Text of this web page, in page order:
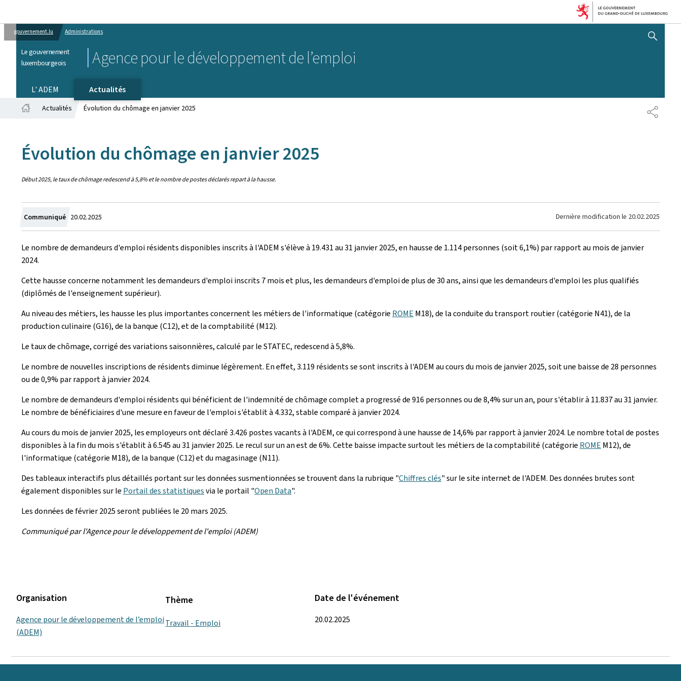
gouvernement.lu Administrations
Le gouvernement
luxembourgeois
Agence pour le développement de l’emploi
AFFICHER / MASQUER
L' ADEM
Actualités
Actualités Évolution du chômage en janvier 2025
Évolution du chômage en janvier 2025
Début 2025, le taux de chômage redescend à 5,8% et le nombre de postes déclarés repart à la hausse.
Communiqué Crée
le
20.02.2025 Dernière modification le 20.02.2025
Le nombre de demandeurs d'emploi résidents disponibles inscrits à l'ADEM s'élève à 19.431 au 31 janvier 2025, en hausse de 1.114 personnes (soit 6,1%) par rapport au mois de janvier
2024.
Cette hausse concerne notamment les demandeurs d'emploi inscrits 7 mois et plus, les demandeurs d'emploi de plus de 30 ans, ainsi que les demandeurs d'emploi les plus qualifiés
(diplômés de l'enseignement supérieur).
Au niveau des métiers, les hausse les plus importantes concernent les métiers de l'informatique (catégorie ROME M18), de la conduite du transport routier (catégorie N41), de la
production culinaire (G16), de la banque (C12), et de la comptabilité (M12).
Le taux de chômage, corrigé des variations saisonnières, calculé par le STATEC, redescend à 5,8%.
Le nombre de nouvelles inscriptions de résidents diminue légèrement. En effet, 3.119 résidents se sont inscrits à l'ADEM au cours du mois de janvier 2025, soit une baisse de 28 personnes
ou de 0,9% par rapport à janvier 2024.
Le nombre de demandeurs d'emploi résidents qui bénéficient de l'indemnité de chômage complet a progressé de 916 personnes ou de 8,4% sur un an, pour s'établir à 11.837 au 31 janvier.
Le nombre de bénéficiaires d'une mesure en faveur de l'emploi s'établit à 4.332, stable comparé à janvier 2024.
Au cours du mois de janvier 2025, les employeurs ont déclaré 3.426 postes vacants à l'ADEM, ce qui correspond à une hausse de 14,6% par rapport à janvier 2024. Le nombre total de postes
disponibles à la fin du mois s'établit à 6.545 au 31 janvier 2025. Le recul sur un an est de 6%. Cette baisse impacte surtout les métiers de la comptabilité (catégorie ROME M12), de
l'informatique (catégorie M18), de la banque (C12) et du magasinage (N11).
Des tableaux interactifs plus détaillés portant sur les données susmentionnées se trouvent dans la rubrique "Chiffres clés" sur le site internet de l'ADEM. Des données brutes sont
également disponibles sur le Portail des statistiquesvia le portail "Open Data".
Les données de février 2025 seront publiées le 20 mars 2025.
Communiqué par l'Agence pour le développement de l'emploi (ADEM)
Organisation
Agence pour le développement de l’emploi
(ADEM)
Thème
Travail - Emploi
Date de l'événement
20.02.2025